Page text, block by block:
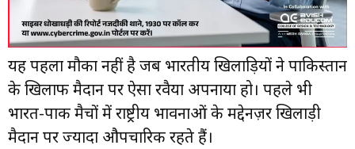
यह पहला मौका नहीं है जब भारतीय खिलाड़ियों ने पाकिस्तान
के खिलाफ मैदान पर ऐसा रवैया अपनाया हो। पहले भी
भारत-पाक मैचों में राष्ट्रीय भावनाओं के मद्देनज़र खिलाड़ी
मैदान पर ज्यादा औपचारिक रहते हैं।